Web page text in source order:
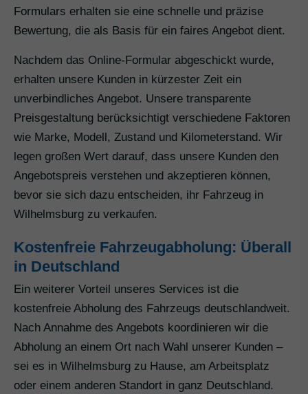
Formulars erhalten sie eine schnelle und präzise
Bewertung, die als Basis für ein faires Angebot dient.
Nachdem das Online-Formular abgeschickt wurde,
erhalten unsere Kunden in kürzester Zeit ein
unverbindliches Angebot. Unsere transparente
Preisgestaltung berücksichtigt verschiedene Faktoren
wie Marke, Modell, Zustand und Kilometerstand. Wir
legen großen Wert darauf, dass unsere Kunden den
Angebotspreis verstehen und akzeptieren können,
bevor sie sich dazu entscheiden, ihr Fahrzeug in
Wilhelmsburg zu verkaufen.
Kostenfreie Fahrzeugabholung: Überall
in Deutschland
Ein weiterer Vorteil unseres Services ist die
kostenfreie Abholung des Fahrzeugs deutschlandweit.
Nach Annahme des Angebots koordinieren wir die
Abholung an einem Ort nach Wahl unserer Kunden –
sei es in Wilhelmsburg zu Hause, am Arbeitsplatz
oder einem anderen Standort in ganz Deutschland.